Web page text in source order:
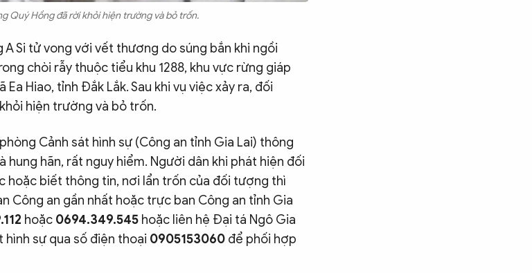
Quý Hồng đã rời khỏi hiện trường và bỏ trốn.
A Si tử vong với vết thương do súng bắn khi ngồi
chòi rẫy thuộc tiểu khu 1288, khu vực rừng giáp
Ea Hiao, tỉnh Đắk Lắk. Sau khi vụ việc xảy ra, đối
hiện trường và bỏ trốn.
Cảnh sát hình sự (Công an tỉnh Gia Lai) thông
hung hãn, rất nguy hiểm. Người dân khi phát hiện đối
hoặc biết thông tin, nơi lẩn trốn của đối tượng thì
Công an gần nhất hoặc trực ban Công an tỉnh Gia
hoặc 0694.349.545 hoặc liên hệ Đại tá Ngô Gia
sự qua số điện thoại 0905153060 để phối hợp